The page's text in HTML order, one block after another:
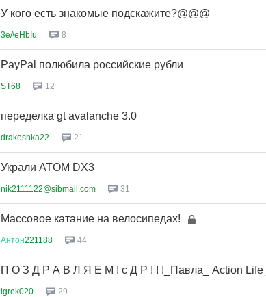
У кого есть знакомые подскажите?@@@
3e/\eHbIu 8
PayPal полюбила российские рубли
ST68 12
переделка gt avalanche 3.0
drakoshka22 21
Украли ATOM DX3
nik2111122@sibmail.com 31
Массовое катание на велосипедах!
Антон221188 44
П О З Д Р А В Л Я Е М ! с Д Р ! ! !_Павла_ Action Life
igrek020 29